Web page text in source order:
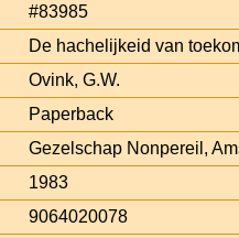
#83985
De hachelijkeid van
Ovink, G.W.
Paperback
Gezelschap Nonpereil,
1983
9064020078